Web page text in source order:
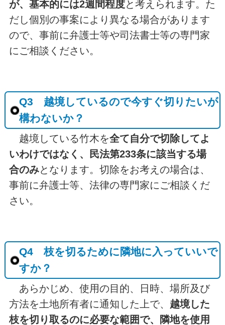
が、基本的には2週間程度と考えられます。た
だし個別の事案により異なる場合があります
ので、事前に弁護士等や司法書士等の専門家
にご相談ください。
Q3 越境しているので今すぐ切りたいが
構わないか？
越境している竹木を全て自分で切除してよ
いわけではなく、民法第233条に該当する場
合のみとなります。切除をお考えの場合は、
事前に弁護士等、法律の専門家にご相談くだ
さい。
Q4 枝を切るために隣地に入っていいで
すか？
あらかじめ、使用の目的、日時、場所及び
方法を土地所有者に通知した上で、 越境した
枝を切り取るのに必要な範囲で、隣地を使用